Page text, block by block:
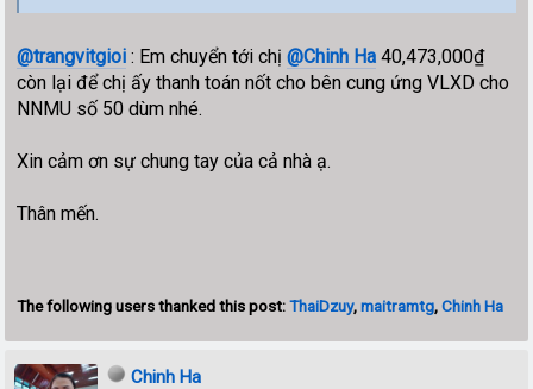
@trangvitgioi : Em chuyển tới chị@Chinh Ha 40,473,000₫
còn lại để chị ấy thanh toán nốt cho bên cung ứng VLXD cho
NNMU số 50 dùm nhé.
Xin cảm ơn sự chung tay của cả nhà ạ.
Thân mến.
The following users thanked this post:ThaiDzuy,maitramtg,Chinh Ha
Chinh Ha